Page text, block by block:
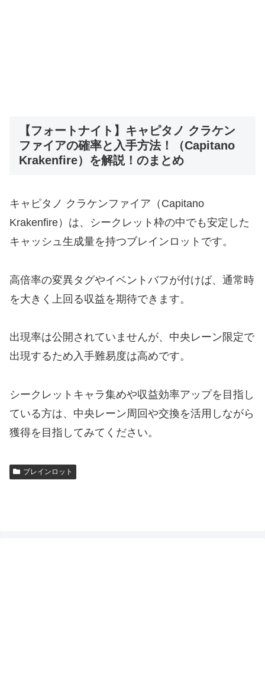
【フォートナイト】キャピタノ クラケン
ファイアの確率と入手方法！（Capitano
Krakenfire）を解説！のまとめ
キャピタノ クラケンファイア（Capitano
Krakenfire）は、シークレット枠の中でも安定した
キャッシュ生成量を持つブレインロットです。
高倍率の変異タグやイベントバフが付けば、通常時
を大きく上回る収益を期待できます。
出現率は公開されていませんが、中央レーン限定で
出現するため入手難易度は高めです。
シークレットキャラ集めや収益効率アップを目指し
ている方は、中央レーン周回や交換を活用しながら
獲得を目指してみてください。
ブレインロット